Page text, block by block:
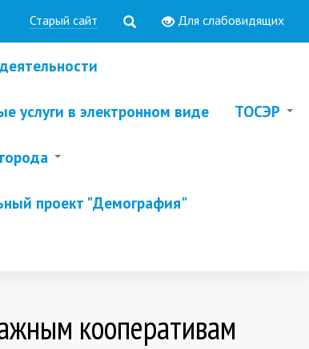
Старый сайт Для слабовидящих
услуги в электронном виде ТОСЭР
проект "Демография"
кооперативам